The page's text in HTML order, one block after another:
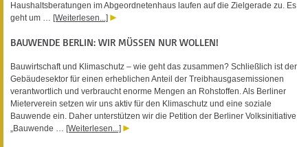
Haushaltsberatungen im Abgeordnetenhaus laufen auf die Zielgerade zu. Es
geht um … [Weiterlesen...]
BAUWENDE BERLIN: WIR MÜSSEN NUR WOLLEN!
Bauwirtschaft und Klimaschutz – wie geht das zusammen? Schließlich ist der
Gebäudesektor für einen erheblichen Anteil der Treibhausgasemissionen
verantwortlich und verbraucht enorme Mengen an Rohstoffen. Als Berliner
Mieterverein setzen wir uns aktiv für den Klimaschutz und eine soziale
Bauwende ein. Daher unterstützen wir die Petition der Berliner Volksinitiative
„Bauwende … [Weiterlesen...]